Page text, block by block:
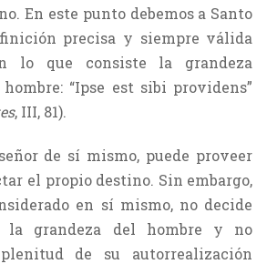
En este punto debemos a Santo
precisa y siempre válida
lo que consiste la grandeza
“Ipse est sibi providens”
, III, 81).
de sí mismo, puede proveer
el propio destino. Sin embargo,
en sí mismo, no decide
la grandeza del hombre y no
de su autorrealización